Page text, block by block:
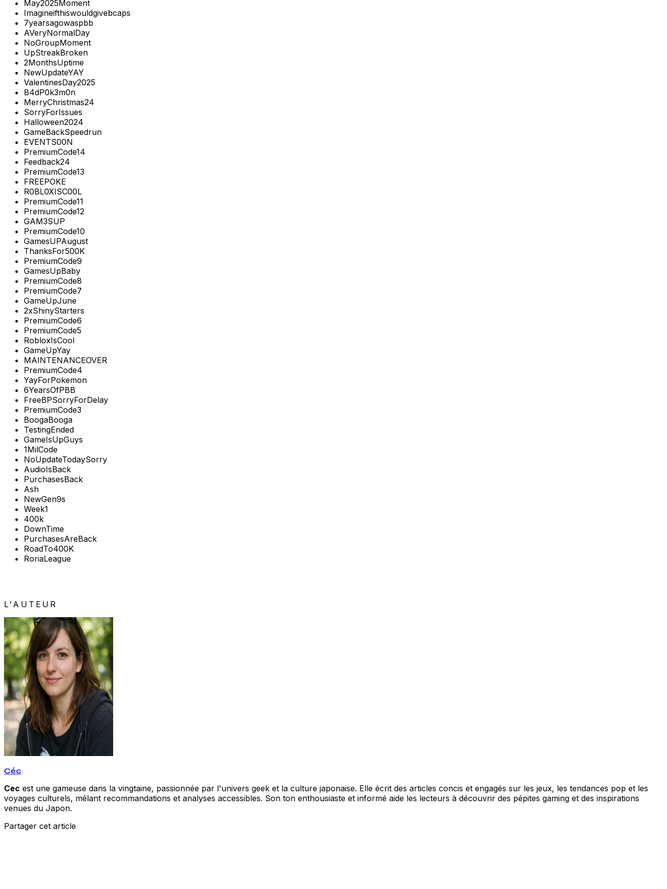
May2025Moment
Imagineifthiswouldgivebcaps
7yearsagowaspbb
AVeryNormalDay
NoGroupMoment
UpStreakBroken
2MonthsUptime
NewUpdateYAY
ValentinesDay2025
B4dP0k3m0n
MerryChristmas24
SorryForIssues
Halloween2024
GameBackSpeedrun
EVENTS00N
PremiumCode14
Feedback24
PremiumCode13
FREEPOKE
R0BL0XISC00L
PremiumCode11
PremiumCode12
GAM3SUP
PremiumCode10
GamesUPAugust
ThanksFor500K
PremiumCode9
GamesUpBaby
PremiumCode8
PremiumCode7
GameUpJune
2xShinyStarters
PremiumCode6
PremiumCode5
RobloxIsCool
GameUpYay
MAINTENANCEOVER
PremiumCode4
YayForPokemon
6YearsOfPBB
FreeBPSorryForDelay
PremiumCode3
BoogaBooga
TestingEnded
GameIsUpGuys
1MilCode
NoUpdateTodaySorry
AudioIsBack
PurchasesBack
Ash
NewGen9s
Week1
400k
DownTime
PurchasesAreBack
RoadTo400K
RoriaLeague
L'AUTEUR
Céc
Cec est une gameuse dans la vingtaine, passionnée par l'univers geek et la culture japonaise. Elle écrit des articles concis et engagés sur les jeux, les tendances pop et les
voyages culturels, mêlant recommandations et analyses accessibles. Son ton enthousiaste et informé aide les lecteurs à découvrir des pépites gaming et des inspirations
venues du Japon.
Partager cet article